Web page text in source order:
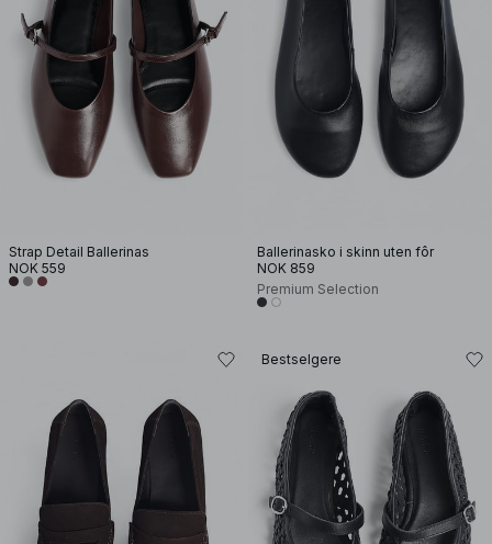
Strap Detail Ballerinas
NOK 559
Ballerinasko i skinn uten fôr
NOK 859
Premium Selection
Bestselgere